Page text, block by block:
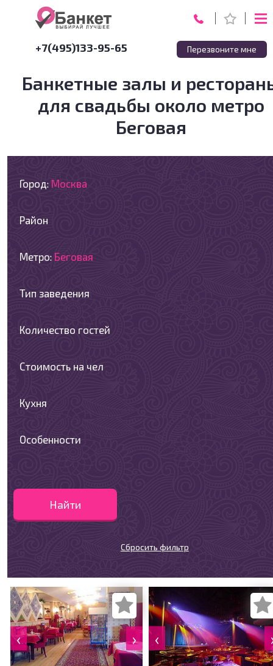
+7(495)133-95-65 Перезвоните мне
Банкетные залы и
для свадьбы около метро
Беговая
Город: Москва
Район
Метро: Беговая
Тип заведения
Количество гостей
Стоимость на чел
Кухня
Особенности
Найти
Сбросить фильтр
‹ › ‹